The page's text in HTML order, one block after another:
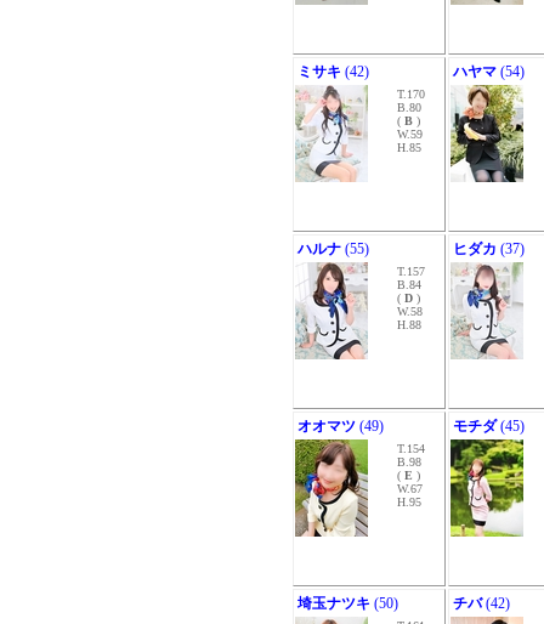
ミサキ (42)
T.170
B.80
( B )
W.59
H.85
ハヤマ (54)
ハルナ (55)
T.157
B.84
( D )
W.58
H.88
ヒダカ (37)
オオマツ (49)
T.154
B.98
( E )
W.67
H.95
モチダ(45)
埼玉ナツキ (50) チバ(42)